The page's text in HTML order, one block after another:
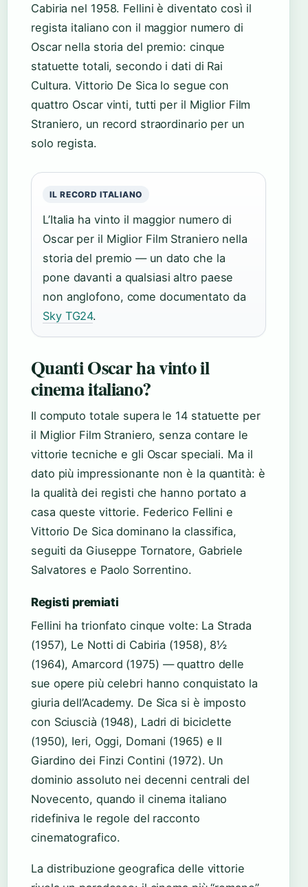
Cabiria nel 1958. Fellini è diventato così il
regista italiano con il maggior numero di
Oscar nella storia del premio: cinque
statuette totali, secondo i dati di Rai
Cultura. Vittorio De Sica lo segue con
quattro Oscar vinti, tutti per il Miglior Film
Straniero, un record straordinario per un
solo regista.
IL RECORD ITALIANO
L’Italia ha vinto il maggior numero di
Oscar per il Miglior Film Straniero nella
storia del premio — un dato che la
pone davanti a qualsiasi altro paese
non anglofono, come documentato da
Sky TG24.
Quanti Oscar ha vinto il
cinema italiano?
Il computo totale supera le 14 statuette per
il Miglior Film Straniero, senza contare le
vittorie tecniche e gli Oscar speciali. Ma il
dato più impressionante non è la quantità: è
la qualità dei registi che hanno portato a
casa queste vittorie. Federico Fellini e
Vittorio De Sica dominano la classifica,
seguiti da Giuseppe Tornatore, Gabriele
Salvatores e Paolo Sorrentino.
Registi premiati
Fellini ha trionfato cinque volte: La Strada
(1957), Le Notti di Cabiria (1958), 8½
(1964), Amarcord (1975) — quattro delle
sue opere più celebri hanno conquistato la
giuria dell’Academy. De Sica si è imposto
con Sciuscià (1948), Ladri di biciclette
(1950), Ieri, Oggi, Domani (1965) e Il
Giardino dei Finzi Contini (1972). Un
dominio assoluto nei decenni centrali del
Novecento, quando il cinema italiano
ridefiniva le regole del racconto
cinematografico.
La distribuzione geografica delle vittorie